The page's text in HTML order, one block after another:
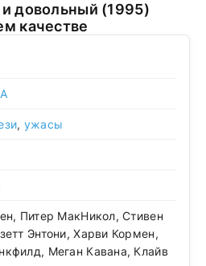
(1995)
качестве
, ужасы
Питер МакНикол, Стивен
Энтони, Харви Кормен,
Меган Кавана, Клайв